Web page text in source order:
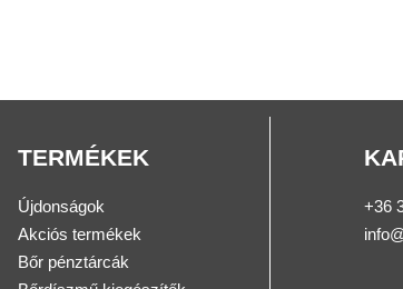
TERMÉKEK
Újdonságok
Akciós termékek
Bőr pénztárcák
+36